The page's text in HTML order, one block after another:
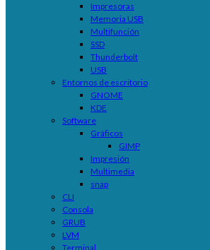
Impresoras
Memoria USB
Multifunción
SSD
Thunderbolt
USB
Entornos de escritorio
GNOME
KDE
Software
Gráficos
GIMP
Impresión
Multimedia
snap
CLI
Consola
GRUB
LVM
Terminal